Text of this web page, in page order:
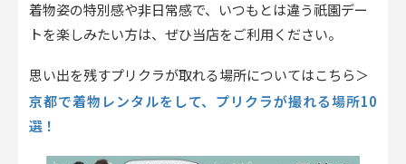
着物姿の特別感や非日常感で、いつもとは違う祇園デー
トを楽しみたい方は、ぜひ当店をご利用ください。
思い出を残すプリクラが取れる場所についてはこちら＞
京都で着物レンタルをして、プリクラが撮れる場所10
選！